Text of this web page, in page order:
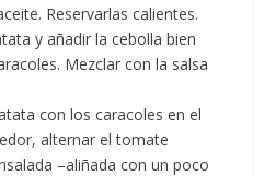
Reservarlas calientes.
y añadir la cebolla bien
Mezclar con la salsa
con los caracoles en el
alternar el tomate
–aliñada con un poco